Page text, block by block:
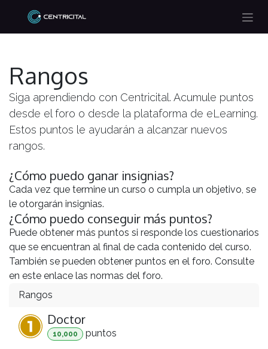
Rangos
Siga aprendiendo con Centricital. Acumule puntos
desde el foro o desde la plataforma de eLearning.
Estos puntos le ayudarán a alcanzar nuevos
rangos.
¿Cómo puedo ganar insignias?
Cada vez que termine un curso o cumpla un objetivo, se
le otorgarán insignias.
¿Cómo puedo conseguir más puntos?
Puede obtener más puntos si responde los cuestionarios
que se encuentran al final de cada contenido del curso.
También se pueden obtener puntos en el foro. Consulte
en este enlace las normas del foro.
Rangos
Doctor
10,000 puntos